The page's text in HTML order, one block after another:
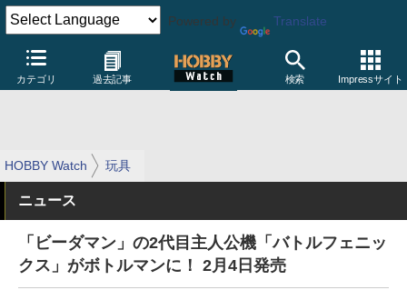
Powered by Translate
カテゴリ 過去記事 検索 Impressサイト
HOBBY Watch 玩具
ニュース
「ビーダマン」の2代目主人公機「バトルフェニッ
クス」がボトルマンに！ 2月4日発売